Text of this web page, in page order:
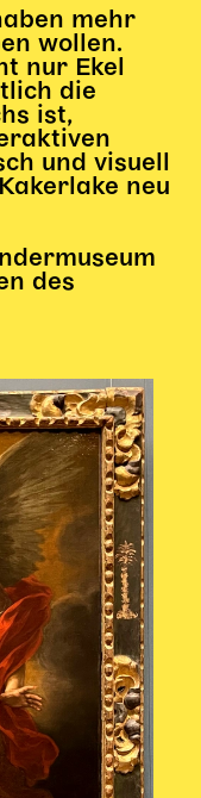
mehr
wollen.
nur Ekel
die
ist,
und visuell
neu
des